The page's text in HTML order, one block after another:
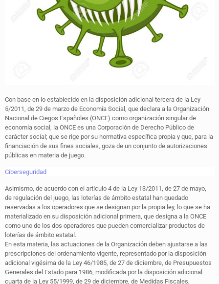
Con base en lo establecido en la disposición adicional tercera de la Ley
5/2011, de 29 de marzo de Economía Social, que declara a la Organización
Nacional de Ciegos Españoles (ONCE) como organización singular de
economía social, la ONCE es una Corporación de Derecho Público de
carácter social; que se rige por su normativa específica propia y que, para la
financiación de sus fines sociales, goza de un conjunto de autorizaciones
públicas en materia de juego.
Ciberseguridad
Asimismo, de acuerdo con el artículo 4 de la Ley 13/2011, de 27 de mayo,
de regulación del juego, las loterías de ámbito estatal han quedado
reservadas a los operadores que se designan por la propia ley, lo que se ha
materializado en su disposición adicional primera, que designa a la ONCE
como uno de los dos operadores que pueden comercializar productos de
loterías de ámbito estatal.
En esta materia, las actuaciones de la Organización deben ajustarse a las
prescripciones del ordenamiento vigente, representado por la disposición
adicional vigésima de la Ley 46/1985, de 27 de diciembre, de Presupuestos
Generales del Estado para 1986, modificada por la disposición adicional
cuarta de la Ley 55/1999, de 29 de diciembre, de Medidas Fiscales,